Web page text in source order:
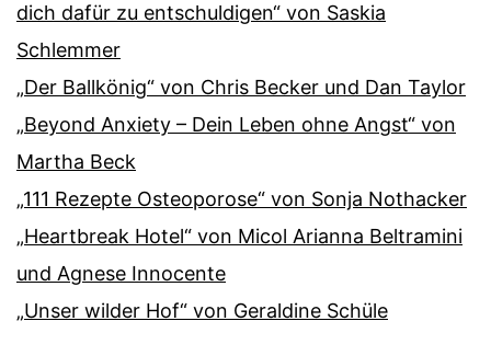
dich dafür zu entschuldigen“ von Saskia
Schlemmer
„Der Ballkönig“ von Chris Becker und Dan Taylor
„Beyond Anxiety – Dein Leben ohne Angst“ von
Martha Beck
„111 Rezepte Osteoporose“ von Sonja Nothacker
„Heartbreak Hotel“ von Micol Arianna Beltramini
und Agnese Innocente
„Unser wilder Hof“ von Geraldine Schüle